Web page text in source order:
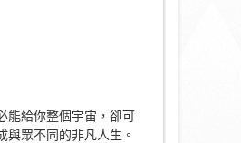
能給你整個宇宙，卻可
與眾不同的非凡人生。